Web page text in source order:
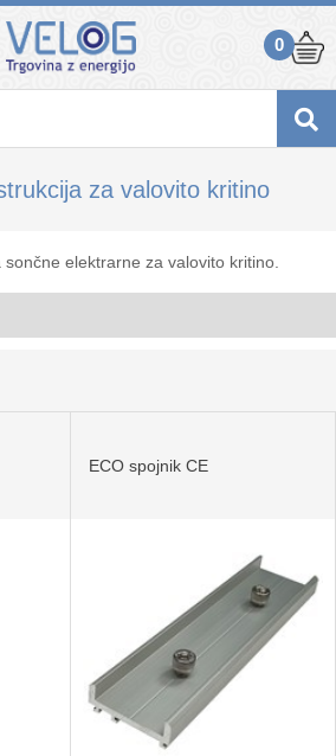
0
za valovito kritino
elektrarne za valovito kritino.
ECO spojnik CE